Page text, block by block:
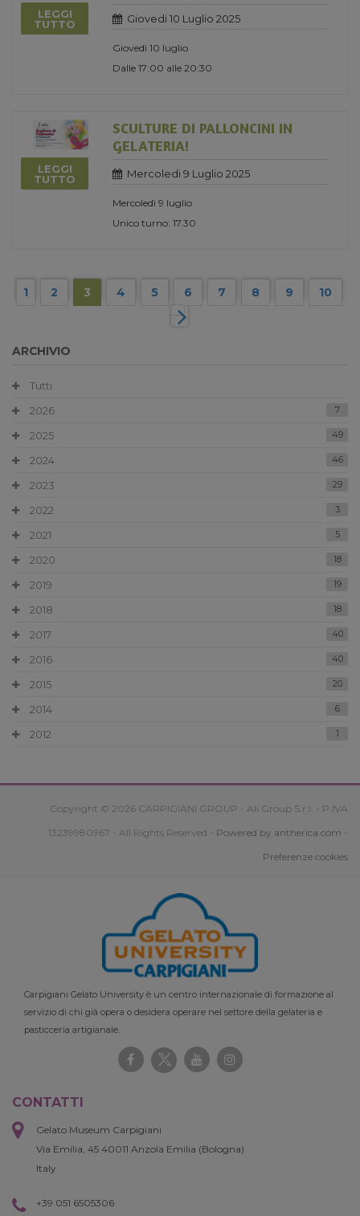
LEGGI
TUTTO
Giovedi 10 Luglio 2025
Giovedì 10 luglio
Dalle 17:00 alle 20:30
LEGGI
TUTTO
SCULTURE DI PALLONCINI IN
GELATERIA!
Mercoledi 9 Luglio 2025
Mercoledì 9 luglio
Unico turno: 17.30
1 2 3 4 5 6 7 8 9 10
ARCHIVIO
Tutti
2026
7
2025 49
2024 46
2023 29
2022 3
2021 5
2020 18
2019 19
2018 18
2017 40
2016 40
2015 20
2014 6
2012 1
Copyright © 2026 CARPIGIANI GROUP - Ali Group S.r.l. - P.IVA
13239980967 - All Rights Reserved - Powered by antherica.com -
Preferenze cookies
Carpigiani Gelato University è un centro internazionale di formazione al
servizio di chi già opera o desidera operare nel settore della gelateria e
pasticceria artigianale.
CONTATTI
Gelato Museum Carpigiani
Via Emilia, 45 40011 Anzola Emilia (Bologna)
Italy
+39 051 6505306